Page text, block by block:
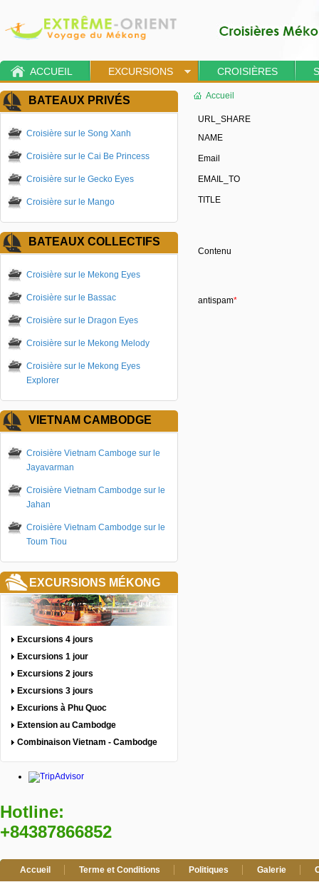
ACCUEIL EXCURSIONS CROISIÈRES
BATEAUX PRIVÉS
Croisière sur le Song Xanh
Croisière sur le Cai Be Princess
Croisière sur le Gecko Eyes
Croisière sur le Mango
BATEAUX COLLECTIFS
Croisière sur le Mekong Eyes
Croisière sur le Bassac
Croisière sur le Dragon Eyes
Croisière sur le Mekong Melody
Croisière sur le Mekong Eyes
Explorer
VIETNAM CAMBODGE
Croisière Vietnam Camboge sur le
Jayavarman
Croisière Vietnam Cambodge sur le
Jahan
Croisière Vietnam Cambodge sur le
Toum Tiou
EXCURSIONS MÉKONG
Excursions 4 jours
Excursions 1 jour
Excursions 2 jours
Excursions 3 jours
Excurions à Phu Quoc
Extension au Cambodge
Combinaison Vietnam - Cambodge
Hotline:
+84387866852
Accueil
URL_SHARE
NAME
Email
EMAIL_TO
TITLE
Contenu
antispam*
Accueil Terme et Conditions Politiques Galerie